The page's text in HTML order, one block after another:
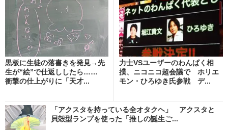
黒板に生徒の落書きを発見→先
生が“絵”で仕返ししたら……
衝撃の仕上がりに「天才...
力士VSユーザーのわんぱく相
撲、ニコニコ超会議で ホリエ
モン・ひろゆき氏参戦 デ...
「アクスタを持っている全オタクヘ」 アクスタと
貝殻型ランプを使った「推しの誕生ご...